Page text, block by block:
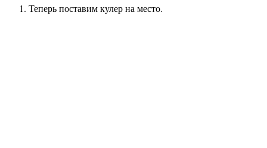
Теперь поставим кулер на место.